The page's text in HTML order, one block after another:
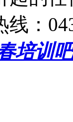
：
培训